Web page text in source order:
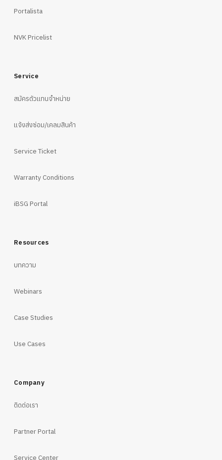
Portalista
NVK Pricelist
Service
สมัครตัวแทนจำหน่าย
แจ้งส่งซ่อม/เคลมสินค้า
Service Ticket
Warranty Conditions
iBSG Portal
Resources
บทความ
Webinars
Case Studies
Use Cases
Company
ติดต่อเรา
Partner Portal
Service Center